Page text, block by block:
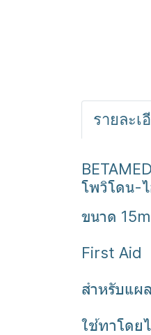
รายละเ
โพวิโดน-
ขนาด
First
สำหรับแผ
ใช้ทาโดย